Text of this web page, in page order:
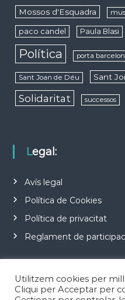
Mossos d'Esquadra
paco candel Paula Blasi
Política porta
Sant Joan de Déu Sant
Solidaritat successos
Legal:
Avís legal
Política de Cookies
Política de privacitat
Reglament de
Utilitzem cookies per
Cliqui per Acceptar per